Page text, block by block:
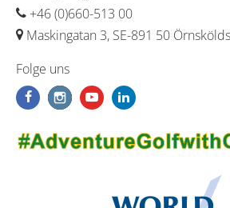
+46 (0)660-513 00
Maskingatan 3, SE-891 50
Folge uns